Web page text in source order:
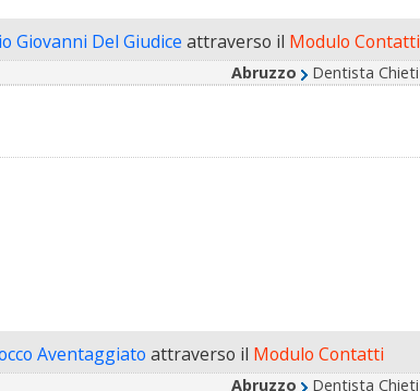
Giovanni Del Giudice attraverso il Modulo Contatti
Abruzzo Dentista Chieti
Aventaggiato attraverso il Modulo Contatti
Abruzzo Dentista Chieti